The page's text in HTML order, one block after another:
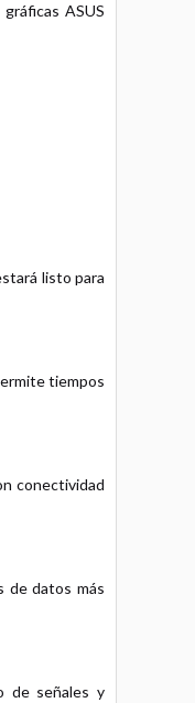
ASUS
listo para
tiempos
conectividad
de datos más
de señales y